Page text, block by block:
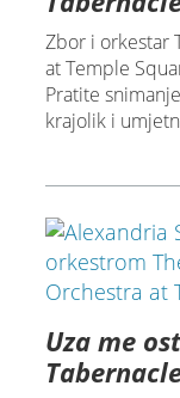
Zbor i orkestar
at Temple
Pratite
krajolik i
Uza me